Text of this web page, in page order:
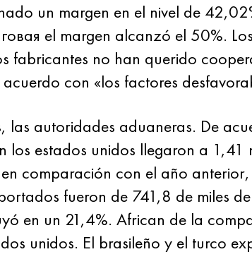
un margen en el nivel de
el margen alcanzó el 50%. Los
fabricantes no han querido
con «los factores
las autoridades aduaneras. De
estados unidos llegaron a 1,41
comparación con el año
fueron de 741,8 de miles
en un 21,4%. African de la
unidos. El brasileño y el turco